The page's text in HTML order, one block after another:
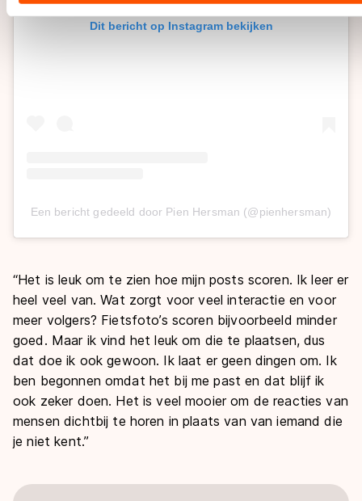
Dit bericht op Instagram bekijken
Een bericht gedeeld door Pien Hersman (@pienhersman)
“Het is leuk om te zien hoe mijn posts scoren. Ik leer er
heel veel van. Wat zorgt voor veel interactie en voor
meer volgers? Fietsfoto’s scoren bijvoorbeeld minder
goed. Maar ik vind het leuk om die te plaatsen, dus
dat doe ik ook gewoon. Ik laat er geen dingen om. Ik
ben begonnen omdat het bij me past en dat blijf ik
ook zeker doen. Het is veel mooier om de reacties van
mensen dichtbij te horen in plaats van van iemand die
je niet kent.”